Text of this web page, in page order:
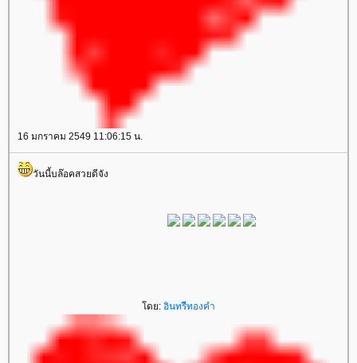
16 มกราคม 2549 11:06:15 น.
วันนี้บล๊อคสวยดีจัง
ดย: อินทรีทองคำ